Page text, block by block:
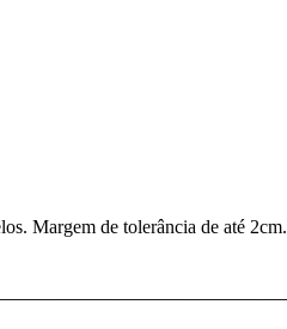
Margem de tolerância de até 2cm.